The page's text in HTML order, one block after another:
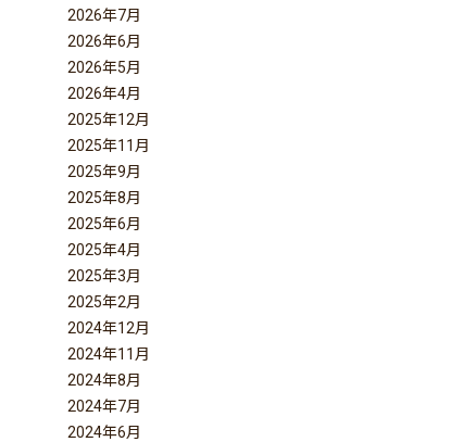
2026年7月
2026年6月
2026年5月
2026年4月
2025年12月
2025年11月
2025年9月
2025年8月
2025年6月
2025年4月
2025年3月
2025年2月
2024年12月
2024年11月
2024年8月
2024年7月
2024年6月